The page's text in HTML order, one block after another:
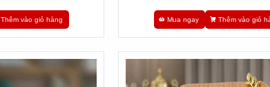
Thêm vào giỏ hàng Mua ngay Thêm vào giỏ